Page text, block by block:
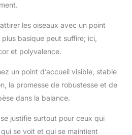
les oiseaux avec un point
basique peut suffire; ici,
et polyvalence.
un point d’accueil visible, stable
la promesse de robustesse et de
dans la balance.
justifie surtout pour ceux qui
se voit et qui se maintient